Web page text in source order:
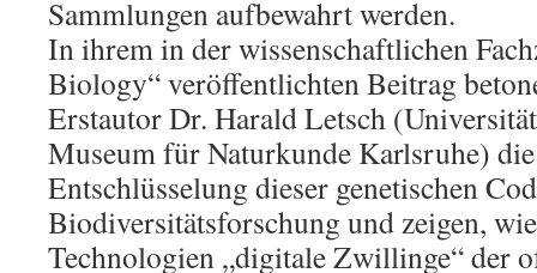
Sammlungen aufbewahrt werden.
In ihrem in der wissenschaftlichen
Biology“ veröffentlichten Beitrag
Erstautor Dr. Harald Letsch
Museum für Naturkunde Karlsruhe)
Entschlüsselung dieser genetischen
Biodiversitätsforschung und zeigen,
Technologien „digitale Zwillinge“ der